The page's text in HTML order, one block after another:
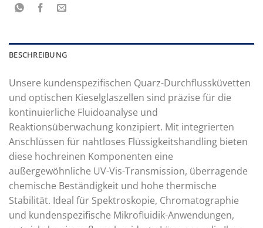
BESCHREIBUNG
Unsere kundenspezifischen Quarz-Durchflussküvetten
und optischen Kieselglaszellen sind präzise für die
kontinuierliche Fluidoanalyse und
Reaktionsüberwachung konzipiert. Mit integrierten
Anschlüssen für nahtloses Flüssigkeitshandling bieten
diese hochreinen Komponenten eine
außergewöhnliche UV-Vis-Transmission, überragende
chemische Beständigkeit und hohe thermische
Stabilität. Ideal für Spektroskopie, Chromatographie
und kundenspezifische Mikrofluidik-Anwendungen,